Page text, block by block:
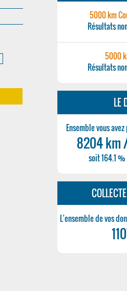
5000 km
Résultats
5000
Résultats
LE
Ensemble vous
8204 km
soit 164.1
L'ensemble de vos